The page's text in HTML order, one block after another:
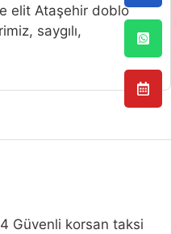
elit Ataşehir doblo
saygılı,
Güvenli korsan taksi